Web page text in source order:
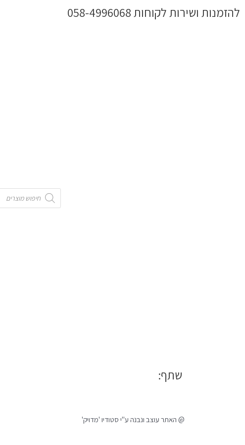
לתוכןלהזמנות ושירות לקוחות 058-4996068
Products
search
שתף:
@ האתר עוצב ונבנה ע"י סטודיו 'מדויק'